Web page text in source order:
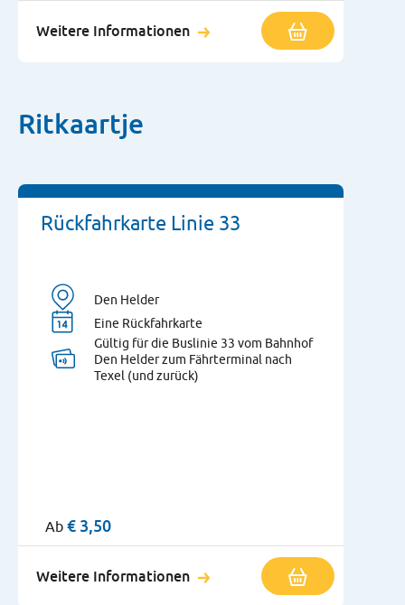
Weitere Informationen
Ritkaartje
Rückfahrkarte Linie 33
Den Helder
Eine Rückfahrkarte
Gültig für die Buslinie 33 vom Bahnhof
Den Helder zum Fährterminal nach
Texel (und zurück)
Ab € 3,50
Weitere Informationen